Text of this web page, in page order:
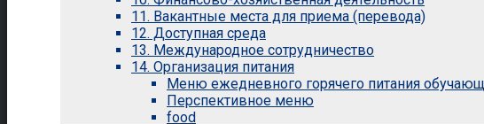
11. Вакантные места для приема (перевода)
12. Доступная среда
13. Международное сотрудничество
14. Организация питания
Меню ежедневного горячего питания
Перспективное меню
food